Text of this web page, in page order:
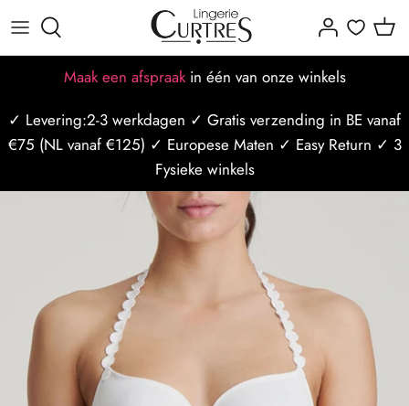
Meteen
naar
de
Maak een afspraakin één van onze winkels
Alles voor dames
BH's
Nachtmode
Alles voor heren
Badmode
Alle Merken
Populaire merken
Dames maattabellen
BH maattabel
Missie-visie-waarden
Ons team
Blogposts
Afspraak maken
Afspraak op locatie
✓ Levering:2-3 werkdagen ✓ Gratis verzending in BE vanaf
€75 (NL vanaf €125) ✓ Europese Maten ✓ Easy Return ✓ 3
Fysieke winkels